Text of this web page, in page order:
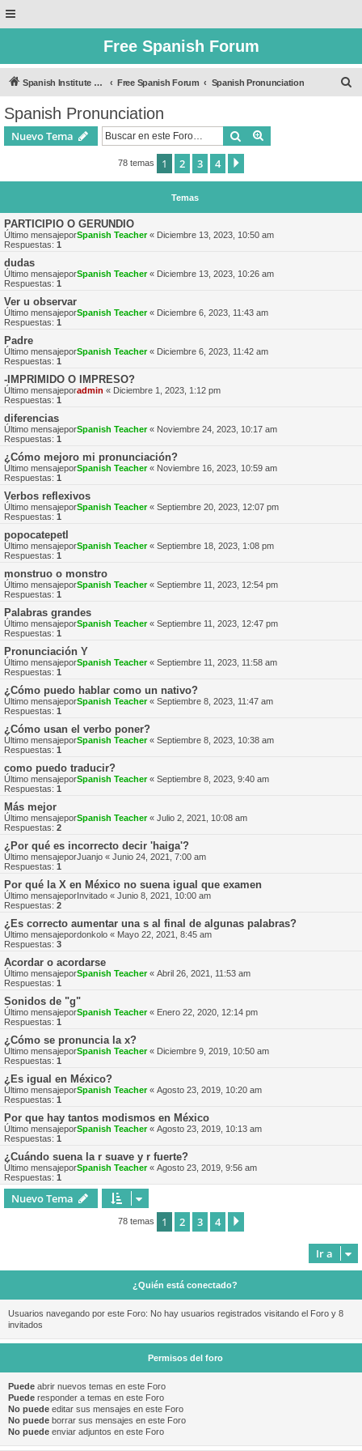
Free Spanish Forum
Spanish Institute of Puebla Free Spanish Forum Spanish Pronunciation
Spanish Pronunciation
Nuevo Tema Buscar
78 temas 1 2 3 4
Temas
PARTICIPIO O GERUNDIO
Último mensajeporSpanish Teacher« Diciembre 13, 2023, 10:50 am
Respuestas: 1
dudas
Último mensajeporSpanish Teacher« Diciembre 13, 2023, 10:26 am
Respuestas: 1
Ver u observar
Último mensajeporSpanish Teacher« Diciembre 6, 2023, 11:43 am
Respuestas: 1
Padre
Último mensajeporSpanish Teacher« Diciembre 6, 2023, 11:42 am
Respuestas: 1
-IMPRIMIDO O IMPRESO?
Último mensajeporadmin « Diciembre 1, 2023, 1:12 pm
Respuestas: 1
diferencias
Último mensajeporSpanish Teacher« Noviembre 24, 2023, 10:17 am
Respuestas: 1
¿Cómo mejoro mi pronunciación?
Último mensajeporSpanish Teacher« Noviembre 16, 2023, 10:59 am
Respuestas: 1
Verbos reflexivos
Último mensajeporSpanish Teacher« Septiembre 20, 2023, 12:07 pm
Respuestas: 1
popocatepetl
Último mensajeporSpanish Teacher« Septiembre 18, 2023, 1:08 pm
Respuestas: 1
monstruo o monstro
Último mensajeporSpanish Teacher« Septiembre 11, 2023, 12:54 pm
Respuestas: 1
Palabras grandes
Último mensajeporSpanish Teacher« Septiembre 11, 2023, 12:47 pm
Respuestas: 1
Pronunciación Y
Último mensajeporSpanish Teacher« Septiembre 11, 2023, 11:58 am
Respuestas: 1
¿Cómo puedo hablar como un nativo?
Último mensajeporSpanish Teacher« Septiembre 8, 2023, 11:47 am
Respuestas: 1
¿Cómo usan el verbo poner?
Último mensajeporSpanish Teacher« Septiembre 8, 2023, 10:38 am
Respuestas: 1
como puedo traducir?
Último mensajeporSpanish Teacher« Septiembre 8, 2023, 9:40 am
Respuestas: 1
Más mejor
Último mensajeporSpanish Teacher« Julio 2, 2021, 10:08 am
Respuestas: 2
¿Por qué es incorrecto decir 'haiga'?
Último mensajeporJuanjo « Junio 24, 2021, 7:00 am
Respuestas: 1
Por qué la X en México no suena igual que examen
Último mensajeporInvitado « Junio 8, 2021, 10:00 am
Respuestas: 2
¿Es correcto aumentar una s al final de algunas palabras?
Último mensajepordonkolo « Mayo 22, 2021, 8:45 am
Respuestas: 3
Acordar o acordarse
Último mensajeporSpanish Teacher« Abril 26, 2021, 11:53 am
Respuestas: 1
Sonidos de "g"
Último mensajeporSpanish Teacher« Enero 22, 2020, 12:14 pm
Respuestas: 1
¿Cómo se pronuncia la x?
Último mensajeporSpanish Teacher« Diciembre 9, 2019, 10:50 am
Respuestas: 1
¿Es igual en México?
Último mensajeporSpanish Teacher« Agosto 23, 2019, 10:20 am
Respuestas: 1
Por que hay tantos modismos en México
Último mensajeporSpanish Teacher« Agosto 23, 2019, 10:13 am
Respuestas: 1
¿Cuándo suena la r suave y r fuerte?
Último mensajeporSpanish Teacher« Agosto 23, 2019, 9:56 am
Respuestas: 1
Nuevo Tema
78 temas 1 2 3 4
Ir a
¿Quién está conectado?
Usuarios navegando por este Foro: No hay usuarios registrados visitando el Foro y 8
invitados
Permisos del foro
Puede abrir nuevos temas en este Foro
Puede responder a temas en este Foro
No puede editar sus mensajes en este Foro
No puede borrar sus mensajes en este Foro
No puede enviar adjuntos en este Foro